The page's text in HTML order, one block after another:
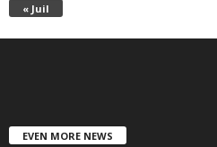
« Juil
EVEN MORE NEWS